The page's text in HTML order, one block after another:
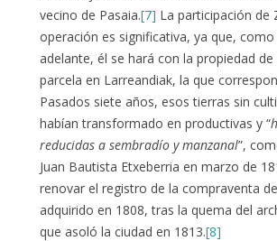
vecino de Pasaia.[7] La participación de
operación es significativa, ya que,
adelante, él se hará con la propiedad
parcela en Larreandiak, la que
Pasados siete años, esos tierras sin
habían transformado en productivas y “
reducidas a sembradío y manzanal”,
Juan Bautista Etxeberria en marzo de
renovar el registro de la compraventa
adquirido en 1808, tras la quema del
que asoló la ciudad en 1813.[8]